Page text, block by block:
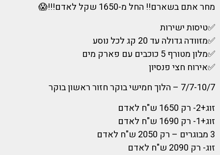
מחר אתם בשארם!! החל מ-1650 שקל לאדם!!!😱
✅טיסות ישירות
✅מזוודה גדולה עד 20 קג לכל נוסע
✅מלון מטורף 5 כוכבים עם פארק מים
✅אירוח חצי פנסיון
7/7-10/7 – הלוך חמישי בוקר חזור ראשון בוקר
זוג+2- רק 1650 ש"ח לאדם
זוג+1- רק 1690 ש"ח לאדם
3 מבוגרים – רק 2050 ש"ח לאדם
זוג- רק 2090 ש"ח לאדם